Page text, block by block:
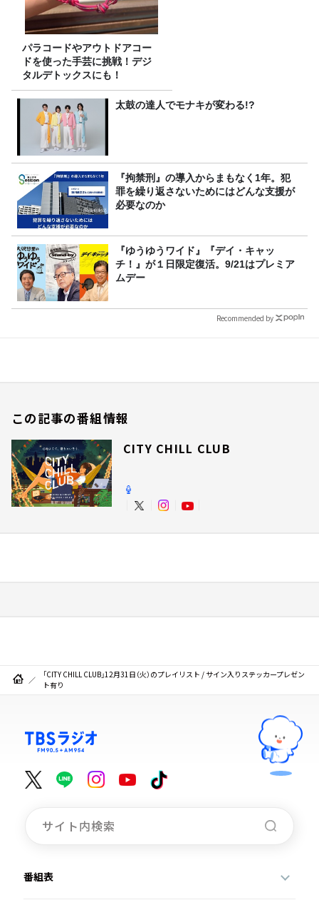
パラコードやアウトドアコー
ドを使った手芸に挑戦！デジ
タルデトックスにも！
太鼓の達人でモナキが変わる!?
『拘禁刑』の導入からまもなく1年。犯
罪を繰り返さないためにはどんな支援が
必要なのか
『ゆうゆうワイド』『デイ・キャッ
チ！』が１日限定復活。9/21はプレミア
ムデー
Recommended by
この記事の番組情報
CITY CHILL CLUB
「CITY CHILL CLUB」12月31日（火）のプレイリスト / サイン入りステッカープレゼン
ト有り
番組表